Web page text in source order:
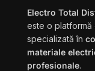
Electro Total
este o platformă
specializată în
materiale
profesionale.